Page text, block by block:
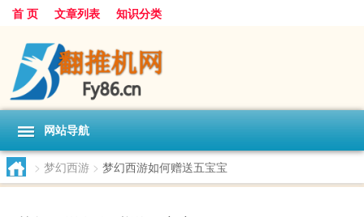
首 页 文章列表 知识分类
网站导航
> 梦幻西游 > 梦幻西游如何赠送五宝宝